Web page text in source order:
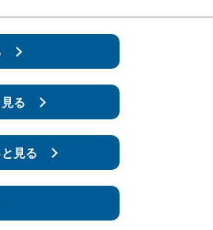
る
見る